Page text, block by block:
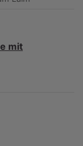
mit